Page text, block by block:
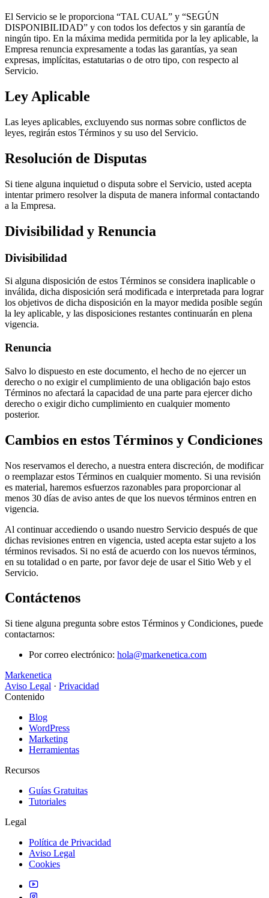
El Servicio se le proporciona “TAL CUAL” y “SEGÚN
DISPONIBILIDAD” y con todos los defectos y sin garantía de
ningún tipo. En la máxima medida permitida por la ley aplicable, la
Empresa renuncia expresamente a todas las garantías, ya sean
expresas, implícitas, estatutarias o de otro tipo, con respecto al
Servicio.
Ley Aplicable
Las leyes aplicables, excluyendo sus normas sobre conflictos de
leyes, regirán estos Términos y su uso del Servicio.
Resolución de Disputas
Si tiene alguna inquietud o disputa sobre el Servicio, usted acepta
intentar primero resolver la disputa de manera informal contactando
a la Empresa.
Divisibilidad y Renuncia
Divisibilidad
Si alguna disposición de estos Términos se considera inaplicable o
inválida, dicha disposición será modificada e interpretada para lograr
los objetivos de dicha disposición en la mayor medida posible según
la ley aplicable, y las disposiciones restantes continuarán en plena
vigencia.
Renuncia
Salvo lo dispuesto en este documento, el hecho de no ejercer un
derecho o no exigir el cumplimiento de una obligación bajo estos
Términos no afectará la capacidad de una parte para ejercer dicho
derecho o exigir dicho cumplimiento en cualquier momento
posterior.
Cambios en estos Términos y Condiciones
Nos reservamos el derecho, a nuestra entera discreción, de modificar
o reemplazar estos Términos en cualquier momento. Si una revisión
es material, haremos esfuerzos razonables para proporcionar al
menos 30 días de aviso antes de que los nuevos términos entren en
vigencia.
Al continuar accediendo o usando nuestro Servicio después de que
dichas revisiones entren en vigencia, usted acepta estar sujeto a los
términos revisados. Si no está de acuerdo con los nuevos términos,
en su totalidad o en parte, por favor deje de usar el Sitio Web y el
Servicio.
Contáctenos
Si tiene alguna pregunta sobre estos Términos y Condiciones, puede
contactarnos:
Por correo electrónico: hola@markenetica.com
Markenetica
Aviso Legal · Privacidad
Contenido
Blog
WordPress
Marketing
Herramientas
Recursos
Guías Gratuitas
Tutoriales
Legal
Política de Privacidad
Aviso Legal
Cookies